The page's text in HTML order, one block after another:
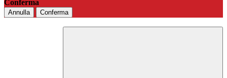
Conferma
Annulla Conferma